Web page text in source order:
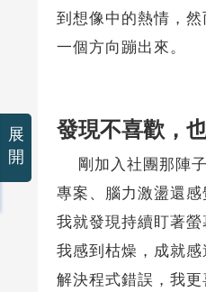
到想像中的熱情，
一個方向蹦出來。
發現不喜歡，
剛加入社團那陣
專案、腦力激盪還感
我就發現持續盯著
我感到枯燥，成就
解決程式錯誤，我
展
開